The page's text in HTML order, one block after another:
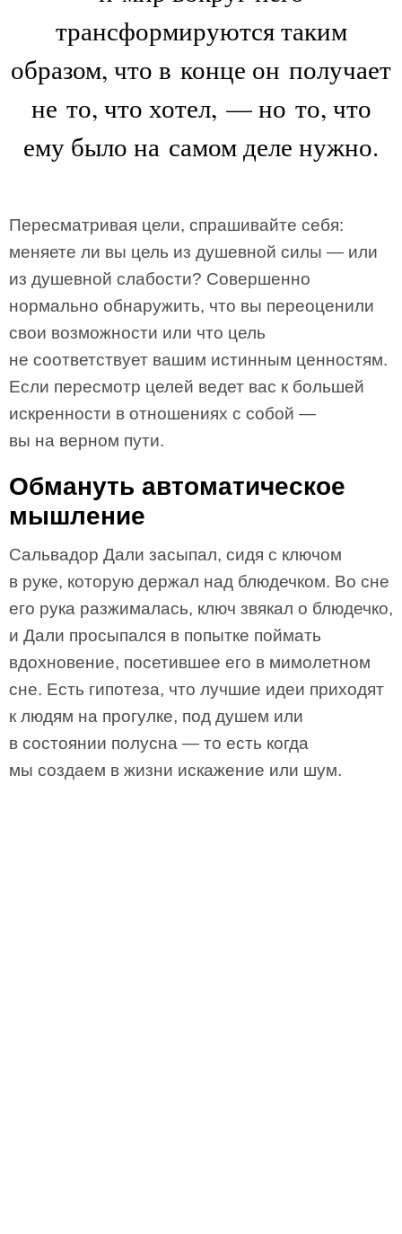
трансформируются таким
образом, что в конце он получает
не то, что хотел, — но то, что
ему было на самом деле нужно.
Пересматривая цели, спрашивайте себя:
меняете ли вы цель из душевной силы — или
из душевной слабости? Совершенно
нормально обнаружить, что вы переоценили
свои возможности или что цель
не соответствует вашим истинным ценностям.
Если пересмотр целей ведет вас к большей
искренности в отношениях с собой —
вы на верном пути.
Обмануть автоматическое
мышление
Сальвадор Дали засыпал, сидя с ключом
в руке, которую держал над блюдечком. Во сне
его рука разжималась, ключ звякал о блюдечко,
и Дали просыпался в попытке поймать
вдохновение, посетившее его в мимолетном
сне. Есть гипотеза, что лучшие идеи приходят
к людям на прогулке, под душем или
в состоянии полусна — то есть когда
мы создаем в жизни искажение или шум.